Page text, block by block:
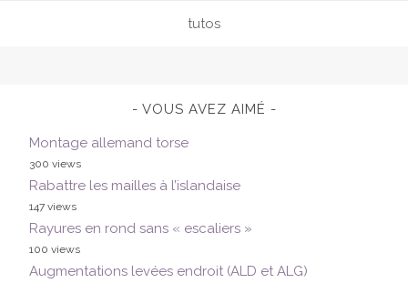
tutos
VOUS AVEZ AIMÉ
Montage allemand torse
300 views
Rabattre les mailles à l’islandaise
147 views
Rayures en rond sans « escaliers »
100 views
Augmentations levées endroit (ALD et ALG)